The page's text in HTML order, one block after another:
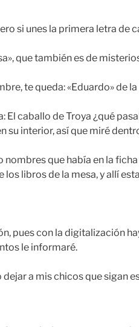
si unes la primera letra de
que también es de
te queda: «Eduardo» de la
El caballo de Troya ¿qué
su interior, así que miré
que había en la
libros de la mesa, y allí
pues con la digitalización
le informaré.
a mis chicos que sigan